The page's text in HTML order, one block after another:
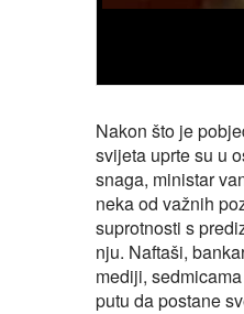
Nakon što je
svijeta uprte su u
snaga, ministar
neka od važnih
suprotnosti s
nju. Naftaši,
mediji,
putu da postane